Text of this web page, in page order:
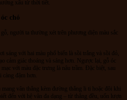
xấu từ thời tiết.
chó
người ta thường xét trên phương diện màu sắc
sáng với hai màu phổ biến là sồi trắng và sồi đỏ,
cảm giác thoáng và sáng hơn. Ngược lại, gỗ óc
với màu đặc trưng là nâu trầm. Đặc biệt, sau
càng đậm hơn.
vân thẳng kèm đường thẳng li ti hoặc đôi khi
đến với hệ vân đa dạng – từ thẳng đều, uốn lượn